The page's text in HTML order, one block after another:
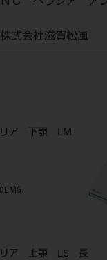
株式会社滋賀松風
リア 下顎 LM
リア 上顎 LS 長